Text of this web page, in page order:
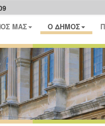
ΜΑΣ Ο ΔΗΜΟΣ